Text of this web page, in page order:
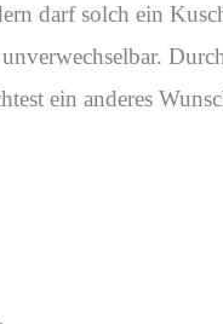
darf solch ein
ein anderes